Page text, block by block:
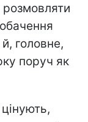
розмовляти
головне,
поруч як